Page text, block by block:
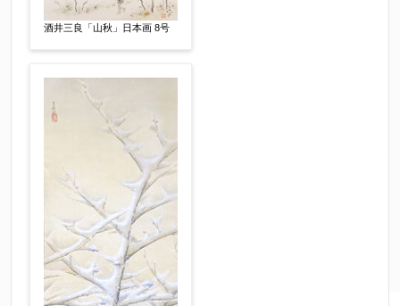
その他
他社様の査定価格 【任意】
会社名：
査定額：
※他社様からご提示された査定額がございました
らお知らせください。その価格が適切かお返事申
し上げます。
酒井三良「山秋」日本画 8号